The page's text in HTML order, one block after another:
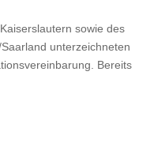
sowie des
unterzeichneten
Bereits